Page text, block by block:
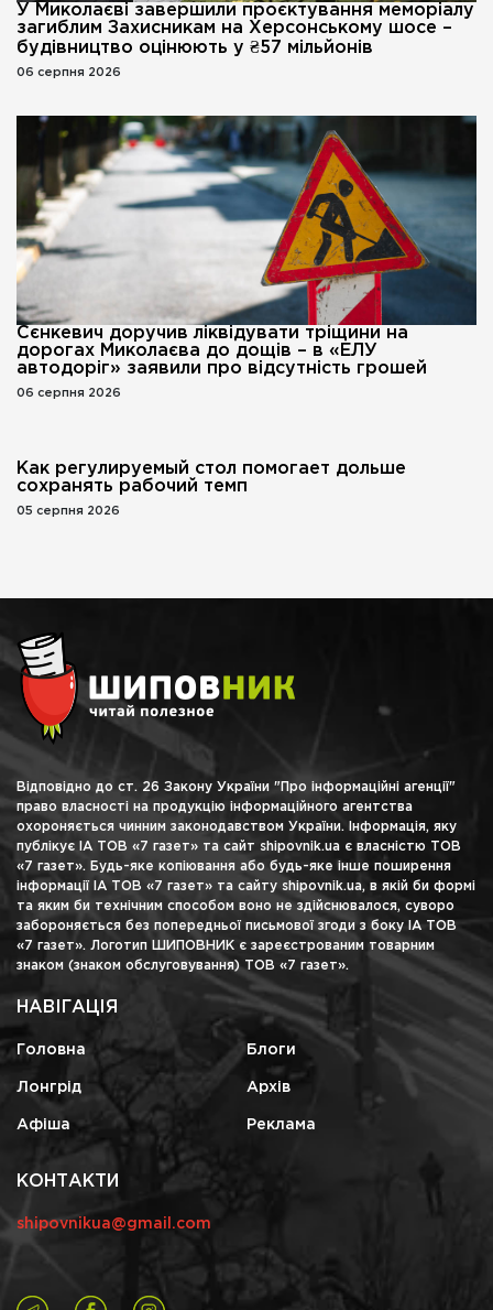
У Миколаєві завершили проєктування меморіалу
загиблим Захисникам на Херсонському шосе –
будівництво оцінюють у ₴57 мільйонів
06 серпня 2026
Сєнкевич доручив ліквідувати тріщини на
дорогах Миколаєва до дощів – в «ЕЛУ
автодоріг» заявили про відсутність грошей
06 серпня 2026
Как регулируемый стол помогает дольше
сохранять рабочий темп
05 серпня 2026
Відповідно до ст. 26 Закону України "Про інформаційні агенції"
право власності на продукцію інформаційного агентства
охороняється чинним законодавством України. Інформація, яку
публікує ІА ТОВ «7 газет» та сайт shipovnik.ua є власністю ТОВ
«7 газет». Будь-яке копіювання або будь-яке інше поширення
інформації ІА ТОВ «7 газет» та сайту shipovnik.ua, в якій би формі
та яким би технічним способом воно не здійснювалося, суворо
забороняється без попередньої письмової згоди з боку ІА ТОВ
«7 газет». Логотип ШИПОВНИК є зареєстрованим товарним
знаком (знаком обслуговування) ТОВ «7 газет».
НАВІГАЦІЯ
Головна Блоги
Лонгрід Архів
Афіша Реклама
КОНТАКТИ
shipovnikua@gmail.com